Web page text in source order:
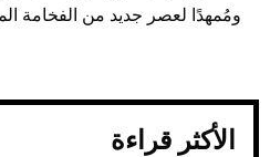
ومُمهدًا لعصر جديد من الفخامة
الأكثر قراءة